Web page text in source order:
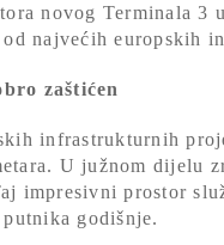
novog Terminala
najvećih europskih
zaštićen
infrastrukturnih
U južnom dijelu
impresivni prostor
godišnje.